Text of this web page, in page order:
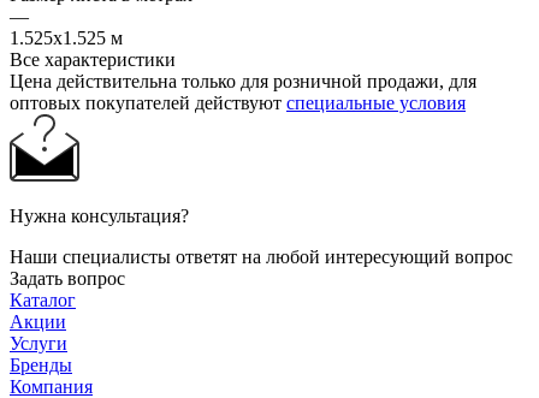
—
1.525x1.525 м
Все характеристики
Цена действительна только для розничной продажи, для
оптовых покупателей действуют специальные условия
Нужна консультация?
Наши специалисты ответят на любой интересующий вопрос
Задать вопрос
Каталог
Акции
Услуги
Бренды
Компания